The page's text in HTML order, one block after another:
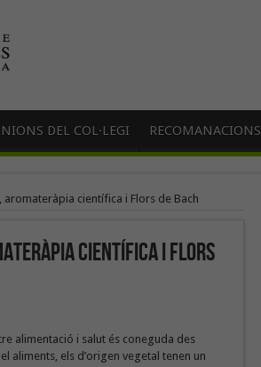
DEL COL·LEGI RECOMANACIONS
científica i Flors de Bach
científica i Flors
alimentació i salut és coneguda des
el aliments, els d’origen vegetal tenen un